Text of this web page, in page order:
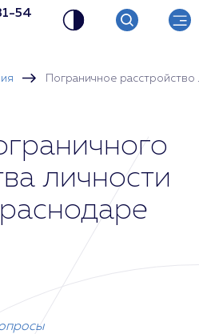
54
Пограничное расстройство
личности